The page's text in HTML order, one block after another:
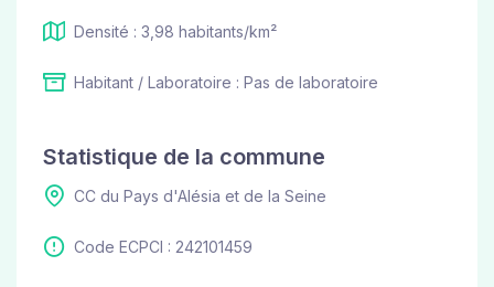
Densité : 3,98 habitants/km²
Habitant / Laboratoire : Pas de laboratoire
Statistique de la commune
CC du Pays d'Alésia et de la Seine
Code ECPCI : 242101459